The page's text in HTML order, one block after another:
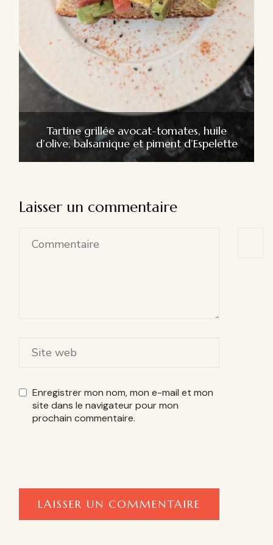
Tartine grillée avocat-tomates, huile
d’olive, balsamique et piment d’Espelette
Laisser un commentaire
Enregistrer mon nom, mon e-mail et mon
site dans le navigateur pour mon
prochain commentaire.